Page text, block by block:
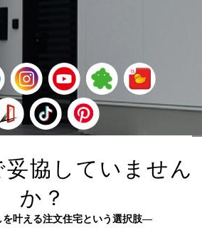
妥協していません
か？
叶える注文住宅という選択肢—